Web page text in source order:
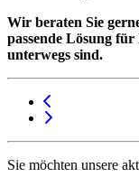
Wir beraten Sie
passende Lösung
unterwegs sind.
Sie möchten unsere